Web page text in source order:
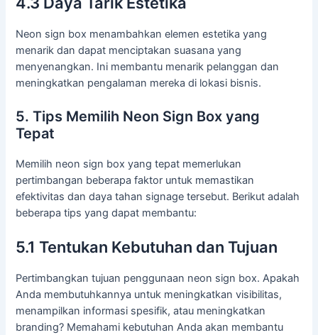
Neon sign box menambahkan elemen estetika yang
menarik dan dapat menciptakan suasana yang
menyenangkan. Ini membantu menarik pelanggan dan
meningkatkan pengalaman mereka di lokasi bisnis.
5. Tips Memilih Neon Sign Box yang
Tepat
Memilih neon sign box yang tepat memerlukan
pertimbangan beberapa faktor untuk memastikan
efektivitas dan daya tahan signage tersebut. Berikut adalah
beberapa tips yang dapat membantu:
5.1 Tentukan Kebutuhan dan Tujuan
Pertimbangkan tujuan penggunaan neon sign box. Apakah
Anda membutuhkannya untuk meningkatkan visibilitas,
menampilkan informasi spesifik, atau meningkatkan
branding? Memahami kebutuhan Anda akan membantu